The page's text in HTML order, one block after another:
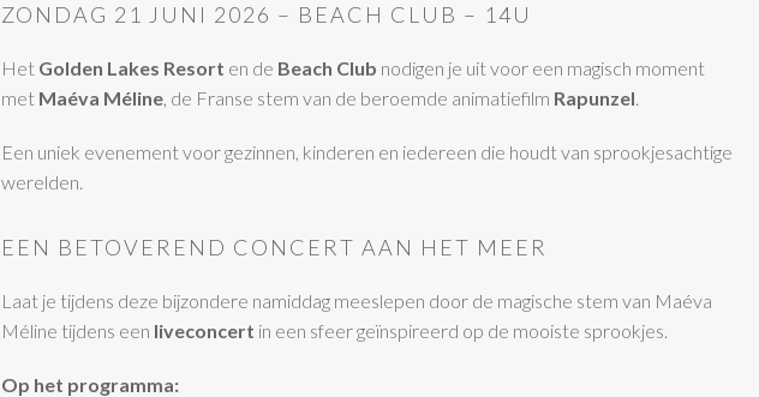
ZONDAG 21 JUNI 2026 – BEACH CLUB – 14U
Het Golden Lakes Resort en de Beach Club nodigen je uit voor een magisch moment
met Maéva Méline, de Franse stem van de beroemde animatiefilm Rapunzel.
Een uniek evenement voor gezinnen, kinderen en iedereen die houdt van sprookjesachtige
werelden.
EEN BETOVEREND CONCERT AAN HET MEER
Laat je tijdens deze bijzondere namiddag meeslepen door de magische stem van Maéva
Méline tijdens een liveconcert in een sfeer geïnspireerd op de mooiste sprookjes.
Op het programma: